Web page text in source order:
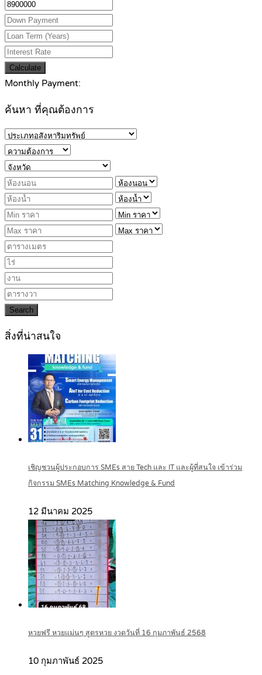
Calculate
Monthly Payment:
ค้นหา ที่คุณต้องการ
Search
สิ่งที่น่าสนใจ
เชิญชวนผู้ประกอบการ SMEs สาย Tech และ IT และผู้ที่สนใจ เข้าร่วม
กิจกรรม SMEs Matching Knowledge & Fund
12 มีนาคม 2025
หวยฟรี หวยแม่นๆ สูตรหวย งวดวันที่ 16 กุมภาพันธ์ 2568
10 กุมภาพันธ์ 2025